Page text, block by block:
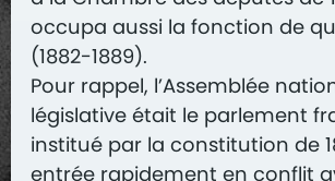
occupa aussi la fonction de
(1882-1889).
Pour rappel, l’Assemblée
législative était le parlement
institué par la constitution de
entrée rapidement en conflit